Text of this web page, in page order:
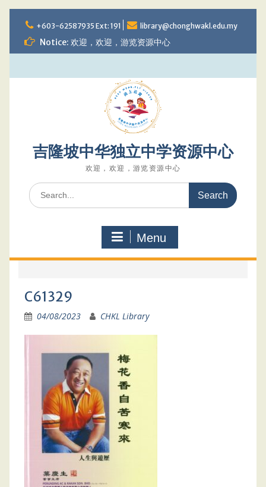
to
content
+603-62587935 Ext: 191 library@chonghwakl.edu.my
Notice: 欢迎，欢迎，游览资源中心
吉隆坡中华独立中学资源中心
欢迎，欢迎，游览资源中心
Search
for:
Menu
C61329
04/08/2023 CHKL Library